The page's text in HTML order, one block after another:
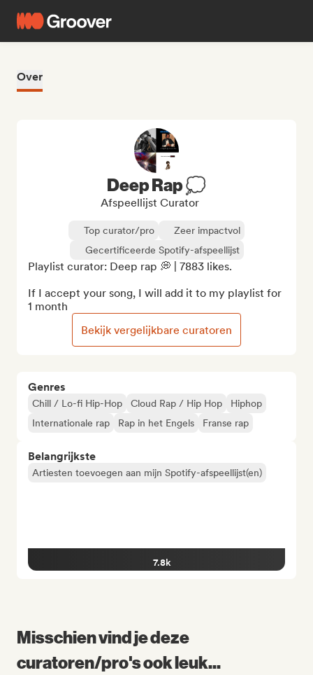
Over
Genres
Chill / Lo-fi Hip-Hop Cloud Rap / Hip Hop
Hiphop
Internationale rap
Rap in het Engels Franse rap
Belangrijkste
Artiesten toevoegen aan mijn Spotify-afspeellijst(en)
7.8k
Deep Rap 💭
Afspeellijst Curator
Top curator/pro
Zeer impactvol
Gecertificeerde Spotify-afspeellijst
Playlist curator: Deep rap 💭 | 7883 likes.
If I accept your song, I will add it to my playlist for
1 month
Bekijk vergelijkbare curatoren
Misschien vind je deze
curatoren/pro's ook leuk...